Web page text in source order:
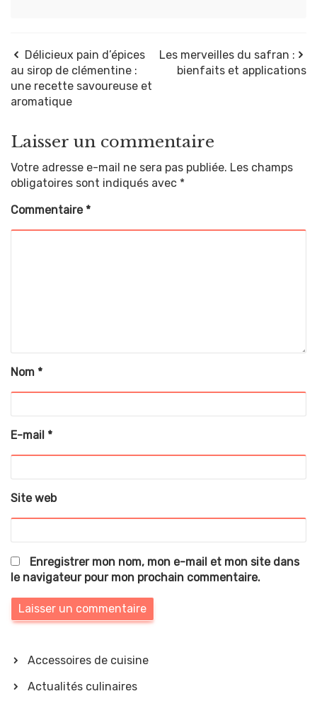
Délicieux pain d’épices
au sirop de clémentine :
une recette savoureuse et
aromatique
Les merveilles du safran :
bienfaits et applications
Laisser un commentaire
Votre adresse e-mail ne sera pas publiée. Les champs
obligatoires sont indiqués avec *
Commentaire *
Nom *
E-mail *
Site web
Enregistrer mon nom, mon e-mail et mon site dans
le navigateur pour mon prochain commentaire.
Accessoires de cuisine
Actualités culinaires